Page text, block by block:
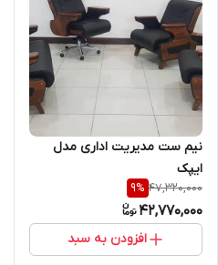
نیم ست مدیریت اداری مدل
ایپک
47,320,000
9%
42,770,000
افزودن به سبد